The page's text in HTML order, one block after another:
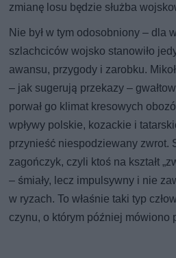
zmianę losu będzie służba
Nie był w tym odosobniony – dla
szlachciców wojsko stanowiło
awansu, przygody i zarobku.
– jak sugerują przekazy –
porwał go klimat kresowych
wpływy polskie, kozackie i
przynieść niespodziewany zwrot.
zagończyk, czyli ktoś na kształt
– śmiały, lecz impulsywny i nie
w ryzach. To właśnie taki typ
czynu, o którym później mówiono